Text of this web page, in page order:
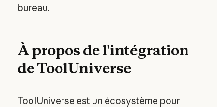
bureau.
À propos de l'intégration
de ToolUniverse
ToolUniverse est un écosystème pour